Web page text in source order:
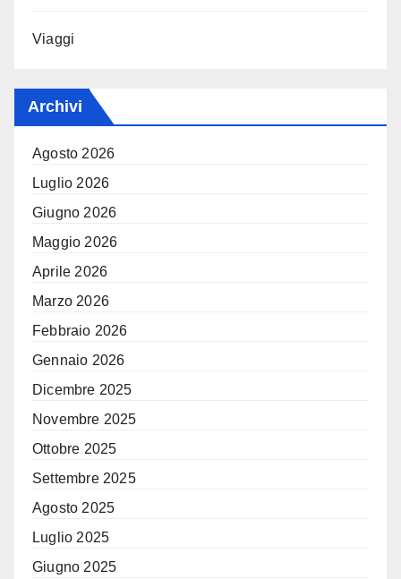
Viaggi
Archivi
Agosto 2026
Luglio 2026
Giugno 2026
Maggio 2026
Aprile 2026
Marzo 2026
Febbraio 2026
Gennaio 2026
Dicembre 2025
Novembre 2025
Ottobre 2025
Settembre 2025
Agosto 2025
Luglio 2025
Giugno 2025